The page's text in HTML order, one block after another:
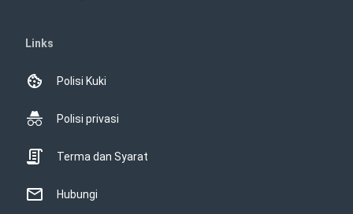
Links
Polisi Kuki
Polisi privasi
Terma dan Syarat
Hubungi